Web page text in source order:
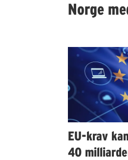
Norge
EU-krav
40